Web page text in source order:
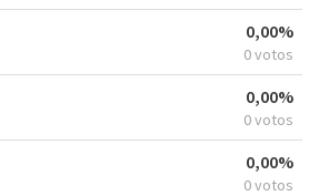
0,00%
0 votos
0,00%
0 votos
0,00%
0 votos